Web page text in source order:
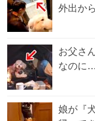
外出か
お父さ
なのに
娘が『